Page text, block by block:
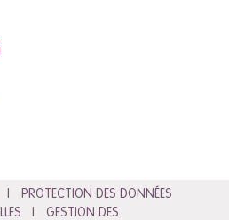
PROTECTION DES DONNÉES
GESTION DES